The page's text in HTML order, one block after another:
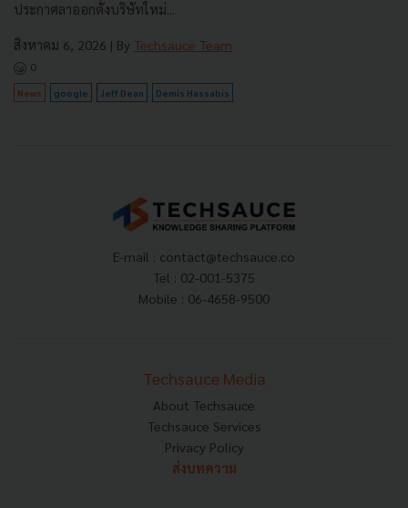
ประกาศลาออกตั้งบริษัทใหม่...
สิงหาคม 6, 2026 | By Techsauce Team
0
News google Jeff Dean Demis Hassabis
E-mail : contact@techsauce.co
Tel : 02-001-5375
Mobile : 06-4658-9500
Techsauce Media
About Techsauce
Techsauce Services
Privacy Policy
ส่งบทความ